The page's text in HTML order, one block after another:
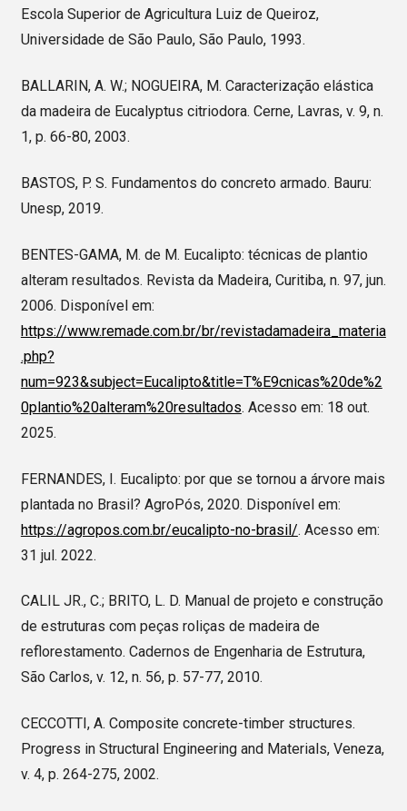
Escola Superior de Agricultura Luiz de Queiroz,
Universidade de São Paulo, São Paulo, 1993.
BALLARIN, A. W.; NOGUEIRA, M. Caracterização elástica
da madeira de Eucalyptus citriodora. Cerne, Lavras, v. 9, n.
1, p. 66-80, 2003.
BASTOS, P. S. Fundamentos do concreto armado. Bauru:
Unesp, 2019.
BENTES-GAMA, M. de M. Eucalipto: técnicas de plantio
alteram resultados. Revista da Madeira, Curitiba, n. 97, jun.
2006. Disponível em:
https://www.remade.com.br/br/revistadamadeira_materia
.php?
num=923&subject=Eucalipto&title=T%E9cnicas%20de%2
0plantio%20alteram%20resultados. Acesso em: 18 out.
2025.
FERNANDES, I. Eucalipto: por que se tornou a árvore mais
plantada no Brasil? AgroPós, 2020. Disponível em:
https://agropos.com.br/eucalipto-no-brasil/. Acesso em:
31 jul. 2022.
CALIL JR., C.; BRITO, L. D. Manual de projeto e construção
de estruturas com peças roliças de madeira de
reflorestamento. Cadernos de Engenharia de Estrutura,
São Carlos, v. 12, n. 56, p. 57-77, 2010.
CECCOTTI, A. Composite concrete-timber structures.
Progress in Structural Engineering and Materials, Veneza,
v. 4, p. 264-275, 2002.